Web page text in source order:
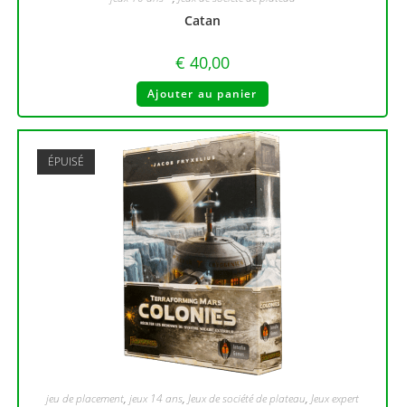
Catan
€ 40,00
Ajouter au panier
ÉPUISÉ
jeu de placement, jeux 14 ans, Jeux de société de plateau, Jeux expert